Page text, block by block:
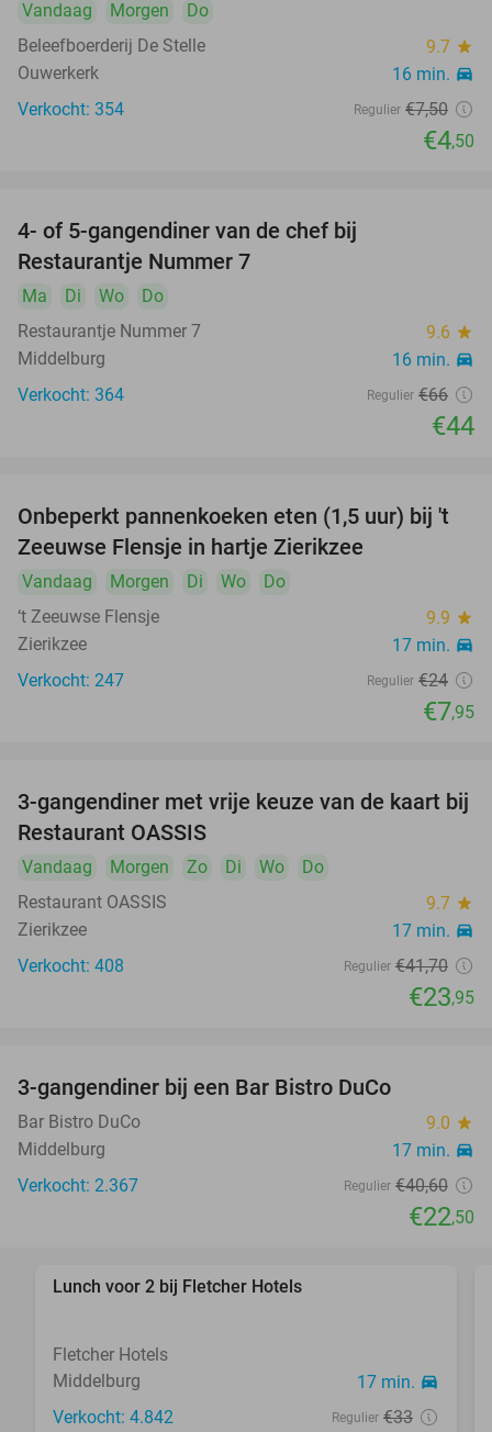
Vandaag Morgen
Do
Beleefboerderij De Stelle
9.7 star
Ouwerkerk 16 min. directions_car
Verkocht: 354 Regulier €7,50
€4,50
4- of 5-gangendiner van de chef bij
Restaurantje Nummer 7
Ma Di Wo
Do
Restaurantje Nummer 7
9.6 star
Middelburg 16 min. directions_car
Verkocht: 364 Regulier €66
€44
67%
Onbeperkt pannenkoeken eten (1,5 uur) bij 't
Zeeuwse Flensje in hartje Zierikzee
Vandaag Morgen Di Wo
Do
‘t Zeeuwse Flensje
9.9 star
Zierikzee 17 min. directions_car
Verkocht: 247 Regulier €24
€7,95
43%
3-gangendiner met vrije keuze van de kaart bij
Restaurant OASSIS
Vandaag Morgen Zo Di Wo
Do
Restaurant OASSIS
9.7 star
Zierikzee 17 min. directions_car
Verkocht: 408 Regulier €41,70
€23,95
3-gangendiner bij een Bar Bistro DuCo
Bar Bistro DuCo 9.0 star
Middelburg 17 min. directions_car
Verkocht: 2.367 Regulier €40,60
€22,50
Lunch voor 2 bij Fletcher Hotels
Fletcher Hotels
Middelburg
17 min. directions_car
Verkocht: 4.842 Regulier €33